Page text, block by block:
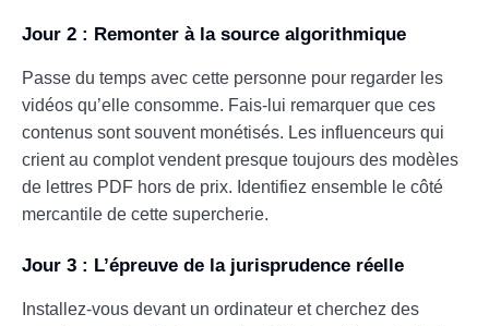
Jour 2 : Remonter à la source algorithmique
Passe du temps avec cette personne pour regarder les
vidéos qu’elle consomme. Fais-lui remarquer que ces
contenus sont souvent monétisés. Les influenceurs qui
crient au complot vendent presque toujours des modèles
de lettres PDF hors de prix. Identifiez ensemble le côté
mercantile de cette supercherie.
Jour 3 : L’épreuve de la jurisprudence réelle
Installez-vous devant un ordinateur et cherchez des